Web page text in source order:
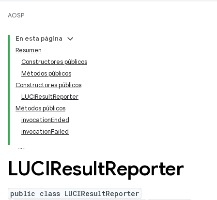
AOSP
En esta página
Resumen
Constructores públicos
Métodos públicos
Constructores públicos
LUCIResultReporter
Métodos públicos
invocationEnded
invocationFailed
LUCIResultReporter
public class LUCIResultReporter